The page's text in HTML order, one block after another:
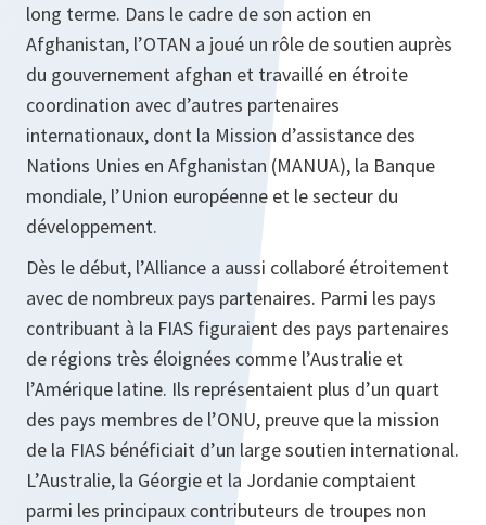
long terme. Dans le cadre de son action en
Afghanistan, l’OTAN a joué un rôle de soutien auprès
du gouvernement afghan et travaillé en étroite
coordination avec d’autres partenaires
internationaux, dont la Mission d’assistance des
Nations Unies en Afghanistan (MANUA), la Banque
mondiale, l’Union européenne et le secteur du
développement.
Dès le début, l’Alliance a aussi collaboré étroitement
avec de nombreux pays partenaires. Parmi les pays
contribuant à la FIAS figuraient des pays partenaires
de régions très éloignées comme l’Australie et
l’Amérique latine. Ils représentaient plus d’un quart
des pays membres de l’ONU, preuve que la mission
de la FIAS bénéficiait d’un large soutien international.
L’Australie, la Géorgie et la Jordanie comptaient
parmi les principaux contributeurs de troupes non